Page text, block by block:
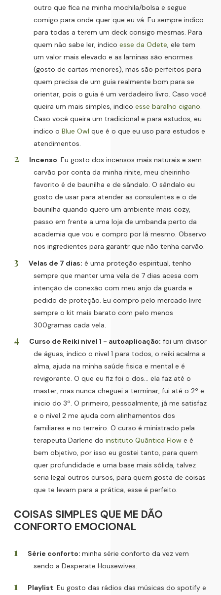
outro que fica na minha mochila/bolsa e segue
comigo para onde quer que eu vá. Eu sempre indico
para todas a terem um deck consigo mesmas. Para
quem não sabe ler, indico esse da Odete , ele tem
um valor mais elevado e as laminas são enormes
(gosto de cartas menores), mas são perfeitos para
quem precisa de um guia realmente bom para se
orientar, pois o guia é um verdadeiro livro. Caso você
queira um mais simples, indico esse baralho cigano.
Caso você queira um tradicional e para estudos, eu
indico o Blue Owl que é o que eu uso para estudos e
atendimentos.
Incenso: Eu gosto dos incensos mais naturais e sem
carvão por conta da minha rinite, meu cheirinho
favorito é de baunilha e de sândalo. O sândalo eu
gosto de usar para atender as consulentes e o de
baunilha quando quero um ambiente mais cozy,
passo em frente a uma loja de umbanda perto da
academia que vou e compro por lá mesmo. Observo
nos ingredientes para garantr que não tenha carvão.
Velas de 7 dias: é uma proteção espiritual, tenho
sempre que manter uma vela de 7 dias acesa com
intenção de conexão com meu anjo da guarda e
pedido de proteção. Eu compro pelo mercado livre
sempre o kit mais barato com pelo menos
300gramas cada vela.
Curso de Reiki nivel 1 - autoaplicação: foi um divisor
de águas, indico o nível 1 para todos, o reiki acalma a
alma, ajuda na minha saúde fisica e mental e é
revigorante. O que eu fiz foi o dos... ela faz até o
master, mas nunca cheguei a terminar, fui até o 2º e
inicio do 3º. O primeiro, pessoalmente, já me satisfaz
e o nível 2 me ajuda com alinhamentos dos
familiares e no terreiro. O curso é ministrado pela
terapeuta Darlene do instituto Quântica Flow e é
bem objetivo, por isso eu gostei tanto, para quem
quer profundidade e uma base mais sólida, talvez
seria legal outros cursos, para quem gosta de coisas
que te levam para a prática, esse é perfeito.
COISAS SIMPLES QUE ME DÃO
CONFORTO EMOCIONAL
Série conforto: minha série conforto da vez vem
sendo a Desperate Housewives.
Playlist: Eu gosto das rádios das músicas do spotify e